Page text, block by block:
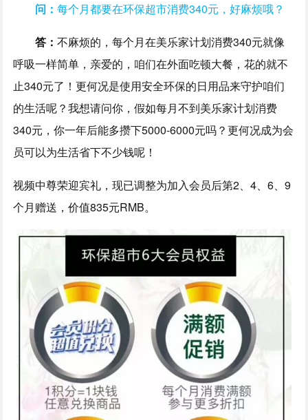
问：每个月都要在环保超市消费340元，好麻烦哦？
答：不麻烦的，每个月在美乐家计划消费340元就像
呼吸一样简单，亲爱的，咱们在外面吃顿大餐，花的就不
止340元了！更何况是使用安全环保的日用品来守护咱们
的生活呢？我想请问你，假如每月不到美乐家计划消费
340元，你一年后能多攒下5000-6000元吗？更何况成为会
员可以为生活省下不少钱呢！
视频中尊荣迎宾礼，现已调整为加入会员后第2、4、6、9
个月赠送，价值835元RMB。